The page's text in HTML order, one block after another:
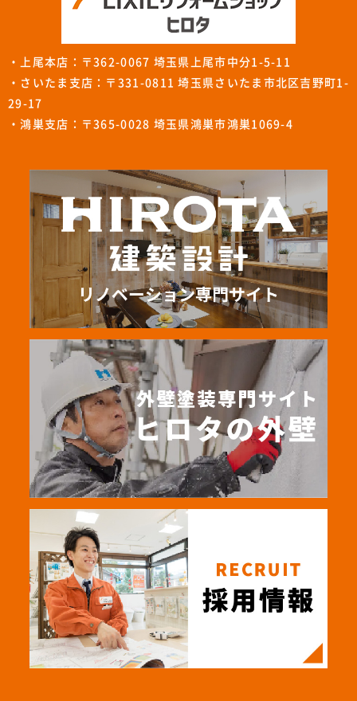
・上尾本店：〒362-0067 埼玉県上尾市中分1-5-11
・さいたま支店：〒331-0811 埼玉県さいたま市北区吉野町1-
29-17
・鴻巣支店：〒365-0028 埼玉県鴻巣市鴻巣1069-4